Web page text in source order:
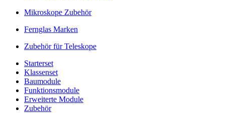
Mikroskope Zubehör
Fernglas Marken
Zubehör für Teleskope
Starterset
Klassenset
Baumodule
Funktionsmodule
Erweiterte Module
Zubehör